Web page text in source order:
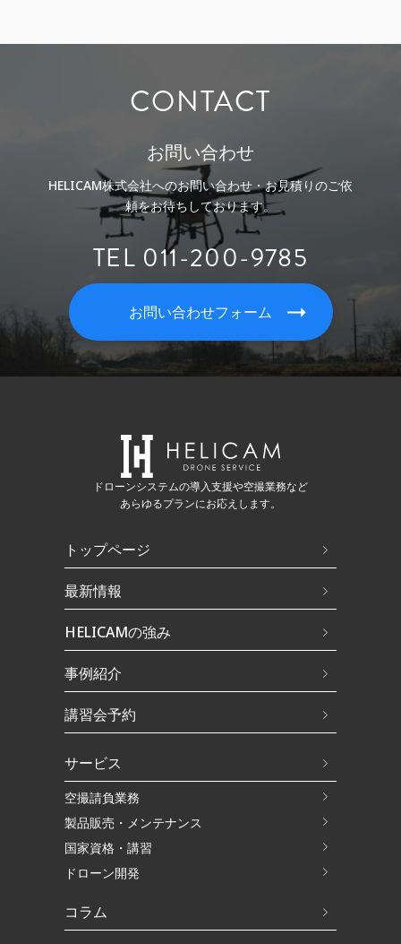
CONTACT
お問い合わせ
HELICAM株式会社へのお問い合わせ・お見積りのご依
頼をお待ちしております。
TEL 011-200-9785
お問い合わせフォーム
ドローンシステムの導入支援や空撮業務など
あらゆるプランにお応えします。
トップページ
最新情報
HELICAMの強み
事例紹介
講習会予約
サービス
空撮請負業務
製品販売・メンテナンス
国家資格・講習
ドローン開発
コラム